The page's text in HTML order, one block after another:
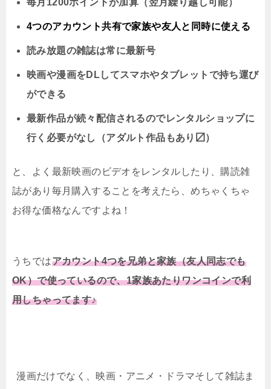
4つのアカウント共有で家族や友人と同時に使える
読み放題の雑誌は常に最新号
映画や漫画をDLしてスマホやタブレットで持ち運び
ができる
最新作品が続々配信されるのでレンタルショップに
行く必要がなし（アダルト作品もあり〼）
と、よく最新映画のビデオをレンタルしたり、購読雑
誌があり毎月購入することを考えたら、めちゃくちゃ
お得な価格なんですよね！
うちではアカウント4つを兄弟と家族（友人同志でも
OK）で使っているので、1家族あたりワンコインで利
用しちゃってます♪
漫画だけでなく、映画・アニメ・ドラマそして雑誌ま